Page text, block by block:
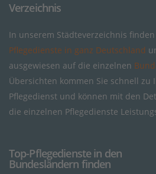
Verzeichnis
In unserem Städteverzeichnis
Pflegedienste in ganz Deutschland
ausgewiesen auf die einzelnen
Übersichten kommen Sie schnell zu
Pflegedienst und können mit den
die einzelnen Pflegedienste
Top-Pflegedienste in den
Bundesländern finden